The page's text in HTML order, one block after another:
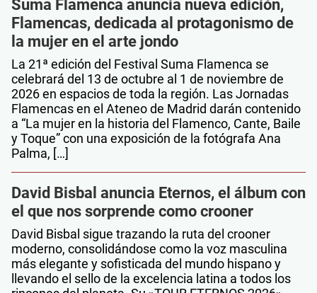
Suma Flamenca anuncia nueva edición,
Flamencas, dedicada al protagonismo de
la mujer en el arte jondo
La 21ª edición del Festival Suma Flamenca se
celebrará del 13 de octubre al 1 de noviembre de
2026 en espacios de toda la región. Las Jornadas
Flamencas en el Ateneo de Madrid darán contenido
a “La mujer en la historia del Flamenco, Cante, Baile
y Toque” con una exposición de la fotógrafa Ana
Palma, […]
David Bisbal anuncia Eternos, el álbum con
el que nos sorprende como crooner
David Bisbal sigue trazando la ruta del crooner
moderno, consolidándose como la voz masculina
más elegante y sofisticada del mundo hispano y
llevando el sello de la excelencia latina a todos los